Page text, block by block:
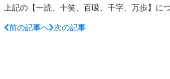
上記の【一読、十笑、百吸、千字、万歩】に
前の記事へ 次の記事